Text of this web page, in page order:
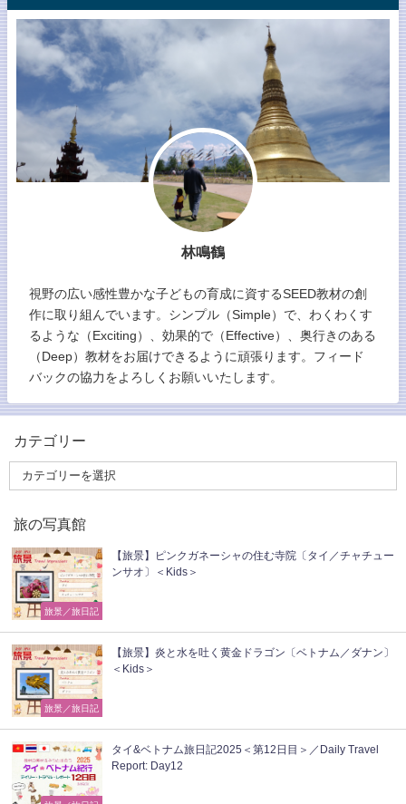
林鳴鶴
視野の広い感性豊かな子どもの育成に資するSEED教材の創
作に取り組んでいます。シンプル（Simple）で、わくわくす
るような（Exciting）、効果的で（Effective）、奥行きのある
（Deep）教材をお届けできるように頑張ります。フィード
バックの協力をよろしくお願いいたします。
カテゴリー
旅の写真館
旅景／旅日記
【旅景】ピンクガネーシャの住む寺院〔タイ／チャチュー
ンサオ〕＜Kids＞
旅景／旅日記
【旅景】炎と水を吐く黄金ドラゴン〔ベトナム／ダナン〕
＜Kids＞
タイ&ベトナム旅日記2025＜第12日目＞／Daily Travel
Report: Day12